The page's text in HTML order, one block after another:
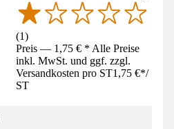
(1)
Preis — 1,75 € * Alle Preise
inkl. MwSt. und ggf. zzgl.
Versandkosten pro ST1,75 €*/
ST